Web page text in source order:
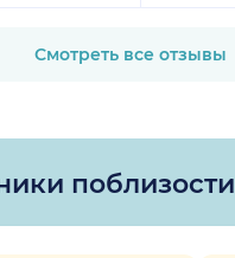
Смотреть все отзывы
поблизости